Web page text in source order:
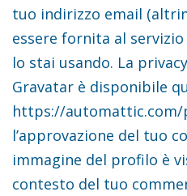
tuo indirizzo email
essere fornita al
lo stai usando. La
Gravatar è disponibile
https://automattic.com/
l’approvazione del tuo
immagine del profilo è
contesto del tuo